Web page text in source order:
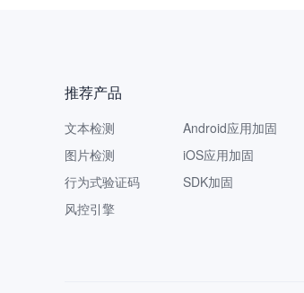
推荐产品
文本检测
图片检测
行为式验证码
风控引擎
Android应用加固
iOS应用加固
SDK加固